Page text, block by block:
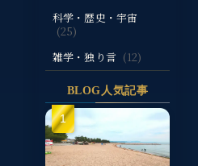
科学・歴史・宇宙
(25)
雑学・独り言 (12)
BLOG人気記事